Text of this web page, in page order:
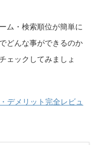
ム・検索順位が簡単に
どんな事ができるのか
ェックしてみましょ
デメリット完全レビュ